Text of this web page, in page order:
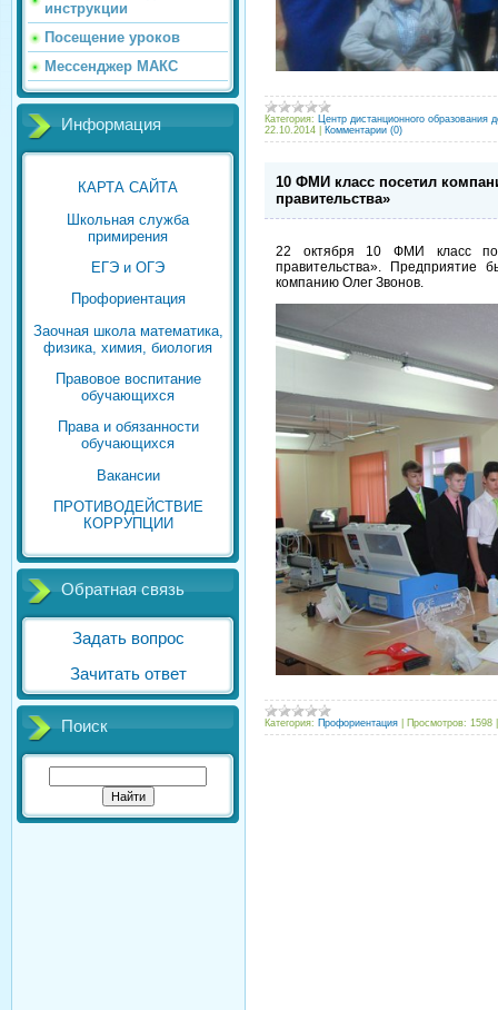
инструкции
Посещение уроков
Мессенджер МАКС
Информация
КАРТА САЙТА
Школьная служба
примирения
ЕГЭ и ОГЭ
Профориентация
Заочная школа математика,
физика, химия, биология
Правовое воспитание
обучающихся
Права и обязанности
обучающихся
Вакансии
ПРОТИВОДЕЙСТВИЕ
КОРРУПЦИИ
Обратная связь
Задать вопрос
Зачитать ответ
Поиск
Категория:
Центр дистанционного образования
22.10.2014
Комментарии (0)
10 ФМИ класс посетил
правительства»
22 октября 10 ФМИ класс
правительства». Предприятие
компанию Олег Звонов.
Категория: Профориентация Просмотров: 1598